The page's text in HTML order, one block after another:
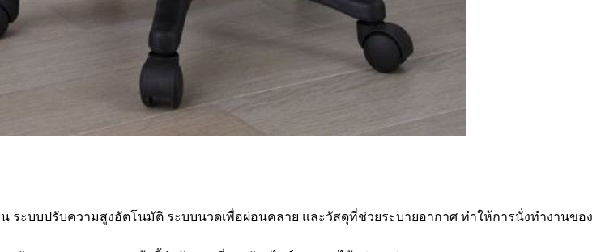
ระบบปรับความสูงอัตโนมัติ ระบบนวดเพื่อผ่อนคลาย และวัสดุที่ช่วยระบายอากาศ ทำให้การนั่งทำงานของ